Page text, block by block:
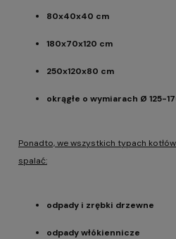
80x40x40 cm
180x70x120 cm
250x120x80 cm
okrągłe o wymiarach Ø 125-
Ponadto, we wszystkich typach
spalać:
odpady i zrębki drzewne
odpady włókiennicze